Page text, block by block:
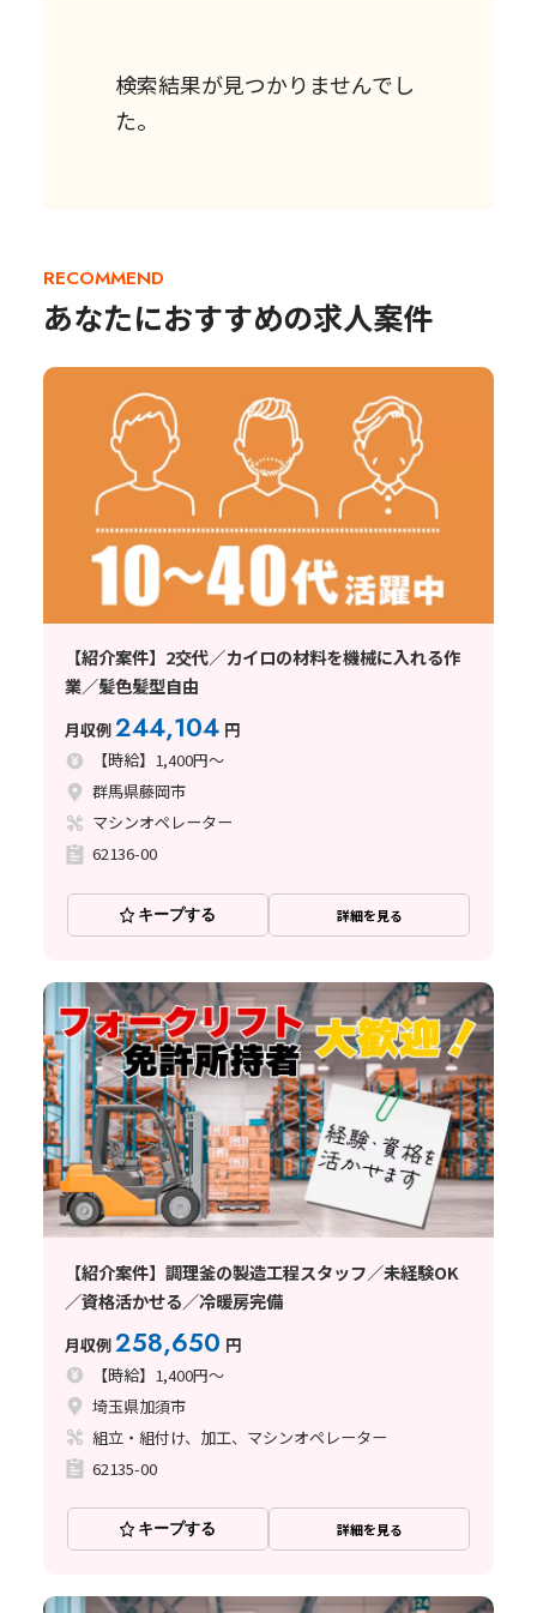
検索結果が見つかりませんでし
た。
RECOMMEND
あなたにおすすめの求人案件
【紹介案件】2交代／カイロの材料を機械に入れる作
業／髪色髪型自由
月収例244,104 円
【時給】1,400円～
群馬県藤岡市
マシンオペレーター
62136-00
キープする 詳細を見る
【紹介案件】調理釜の製造工程スタッフ／未経験OK
／資格活かせる／冷暖房完備
月収例258,650 円
【時給】1,400円～
埼玉県加須市
組立・組付け、加工、マシンオペレーター
62135-00
キープする 詳細を見る